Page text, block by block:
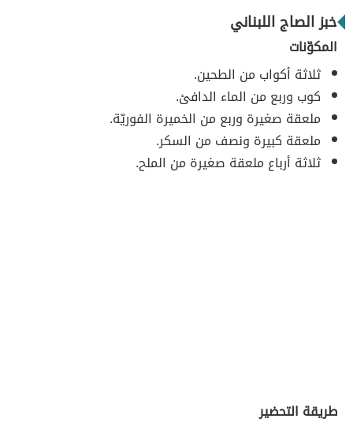
خبز الصاج اللبناني
المكوّنات
ثلاثة أكواب من الطحين.
كوب وربع من الماء الدافئ.
ملعقة صغيرة وربع من الخميرة الفوريّة.
ملعقة كبيرة ونصف من السكر.
ثلاثة أرباع ملعقة صغيرة من الملح.
طريقة التحضير